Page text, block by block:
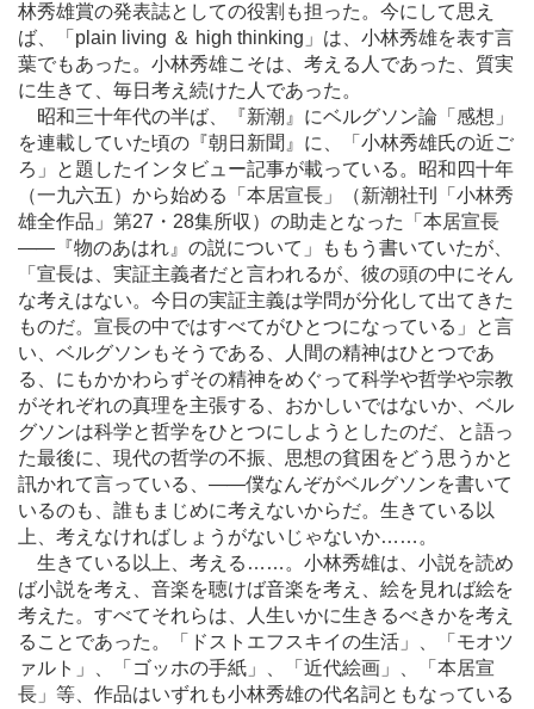
林秀雄賞の発表誌としての役割も担った。今にして思え
ば、「plain living ＆ high thinking」は、小林秀雄を表す言
葉でもあった。小林秀雄こそは、考える人であった、質実
に生きて、毎日考え続けた人であった。
昭和三十年代の半ば、『新潮』にベルグソン論「感想」
を連載していた頃の『朝日新聞』に、「小林秀雄氏の近ご
ろ」と題したインタビュー記事が載っている。昭和四十年
（一九六五）から始める「本居宣長」（新潮社刊「小林秀
雄全作品」第27・28集所収）の助走となった「本居宣長
――『物のあはれ』の説について」ももう書いていたが、
「宣長は、実証主義者だと言われるが、彼の頭の中にそん
な考えはない。今日の実証主義は学問が分化して出てきた
ものだ。宣長の中ではすべてがひとつになっている」と言
い、ベルグソンもそうである、人間の精神はひとつであ
る、にもかかわらずその精神をめぐって科学や哲学や宗教
がそれぞれの真理を主張する、おかしいではないか、ベル
グソンは科学と哲学をひとつにしようとしたのだ、と語っ
た最後に、現代の哲学の不振、思想の貧困をどう思うかと
訊かれて言っている、 ――僕なんぞがベルグソンを書いて
いるのも、誰もまじめに考えないからだ。生きている以
上、考えなければしょうがないじゃないか… …。
生きている以上、考える … …。小林秀雄は、小説を読め
ば小説を考え、音楽を聴けば音楽を考え、絵を見れば絵を
考えた。すべてそれらは、人生いかに生きるべきかを考え
ることであった。「ドストエフスキイの生活」、「モオツ
ァルト」、「ゴッホの手紙」、「近代絵画」、「本居宣
長」等、作品はいずれも小林秀雄の代名詞ともなっている